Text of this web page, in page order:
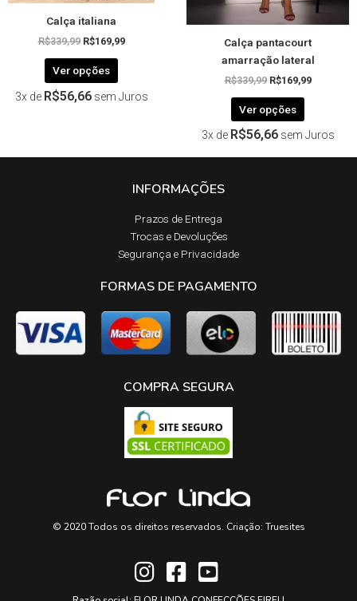
Calça italiana
R$339,99 R$169,99
Ver opções
página
produto
3x de R$56,66 sem Juros
Calça pantacourt
amarração lateral
R$339,99 R$169,99
Ver opções
página
do
produto
3x de R$56,66 sem Juros
INFORMAÇÕES
Prazos de Entrega​
Trocas e Devoluções​
Segurança e Privacidade
FORMAS DE PAGAMENTO
COMPRA SEGURA
© 2020 Todos os direitos reservados. Criação: Truesites